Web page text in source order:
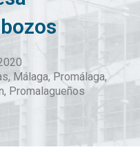
, Málaga, Promálaga,
, Promalagueños